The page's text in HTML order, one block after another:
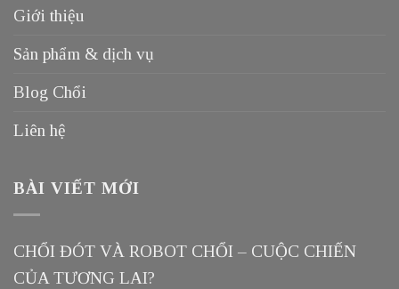
Giới thiệu
Sản phẩm & dịch vụ
Blog Chổi
Liên hệ
BÀI VIẾT MỚI
CHỔI ĐÓT VÀ ROBOT CHỔI – CUỘC CHIẾN
CỦA TƯƠNG LAI?